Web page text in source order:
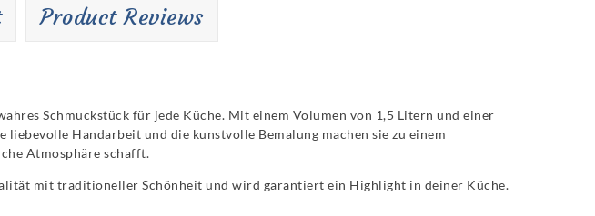
Product Reviews
Schmuckstück für jede Küche. Mit einem Volumen von 1,5 Litern und einer
Handarbeit und die kunstvolle Bemalung machen sie zu einem
Atmosphäre schafft.
mit traditioneller Schönheit und wird garantiert ein Highlight in deiner Küche.